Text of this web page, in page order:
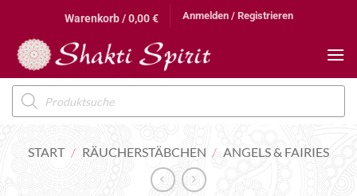
springen
Warenkorb /0,00€ Anmelden / Registrieren
Products
search
START / RÄUCHERSTÄBCHEN / ANGELS & FAIRIES